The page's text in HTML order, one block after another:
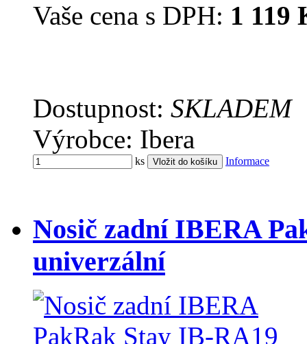
Vaše cena s DPH: 1 119
Dostupnost: SKLADEM
Výrobce: Ibera
ks Informace
Nosič zadní IBERA
univerzální